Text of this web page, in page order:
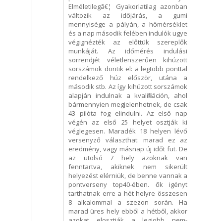
Elméletilegâ€¦ Gyakorlatilag azonban
változik az időjárás, a gumi
mennyisége a pályán, a hőmérséklet
és a nap második felében indulók ugye
végignézték az előttük szereplők
munkáját. Az időmérés indulási
sorrendjét véletlenszerűen kihúzott
sorszámok döntik el: a legtöbb ponttal
rendelkező húz először, utána a
második stb. Az így kihúzott sorszámok
alapján indulnak a kvalifikáción, ahol
bármennyien megjelenhetnek, de csak
43 pilóta fog elindulni. Az első nap
végén az első 25 helyet osztják ki
véglegesen. Maradék 18 helyen lévő
versenyző választhat: marad ez az
eredmény, vagy másnap új időt fut. De
az utolsó 7 hely azoknak van
fenntartva, akiknek nem sikerült
helyezést elérniük, de benne vannak a
pontverseny top40-ében. ők igényt
tarthatnak erre a hét helyre összesen
8 alkalommal a szezon során. Ha
marad üres hely ebből a hétből, akkor